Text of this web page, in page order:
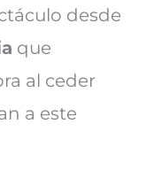
desde
que
al ceder
a este